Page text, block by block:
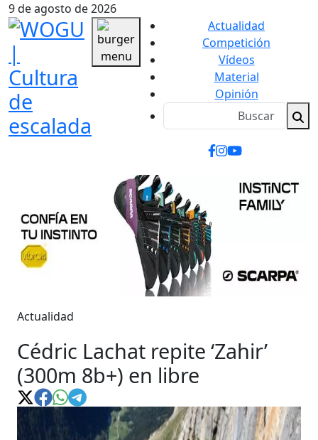
9 de agosto de 2026
Actualidad
Competición
Vídeos
Material
Opinión
Actualidad
Cédric Lachat repite ‘Zahir’
(300m 8b+) en libre